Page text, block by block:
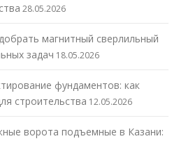
28.05.2026
магнитный сверлильный
задач 18.05.2026
фундаментов: как
строительства 12.05.2026
ворота подъемные в Казани: